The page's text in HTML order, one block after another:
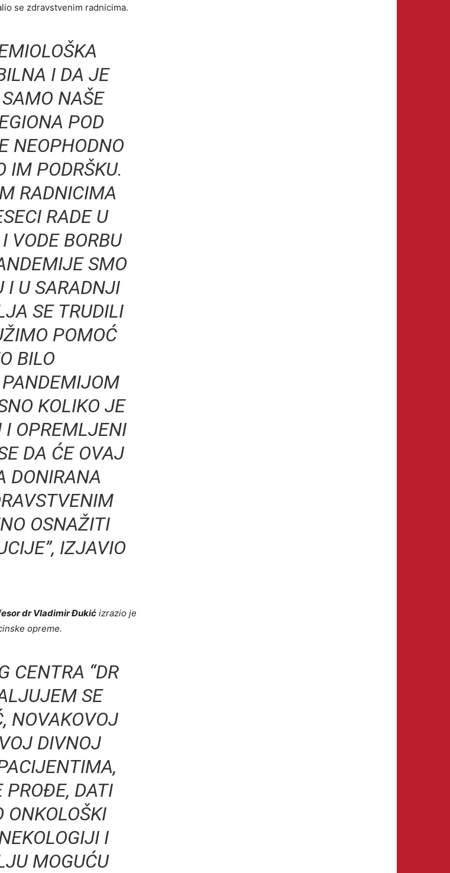
se zdravstvenim radnicima.
I DA JE
NAŠE
POD
NEOPHODNO
IM PODRŠKU.
RADNICIMA
RADE U
VODE BORBU
SMO
I U SARADNJI
SE TRUDILI
POMOĆ
BILO
KOLIKO JE
I OPREMLJENI
DA ĆE OVAJ
DONIRANA
OSNAŽITI
IZJAVIO
dr Vladimir Đukić izrazio je
opreme.
CENTRA “DR
SE
NOVAKOVOJ
DIVNOJ
PROĐE, DATI
ONKOLOŠKI
I
MOGUĆU